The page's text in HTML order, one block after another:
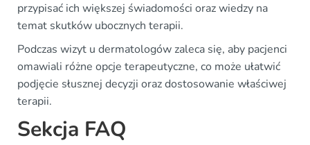
przypisać ich większej świadomości oraz wiedzy na
temat skutków ubocznych terapii.
Podczas wizyt u dermatologów zaleca się, aby pacjenci
omawiali różne opcje terapeutyczne, co może ułatwić
podjęcie słusznej decyzji oraz dostosowanie właściwej
terapii.
Sekcja FAQ